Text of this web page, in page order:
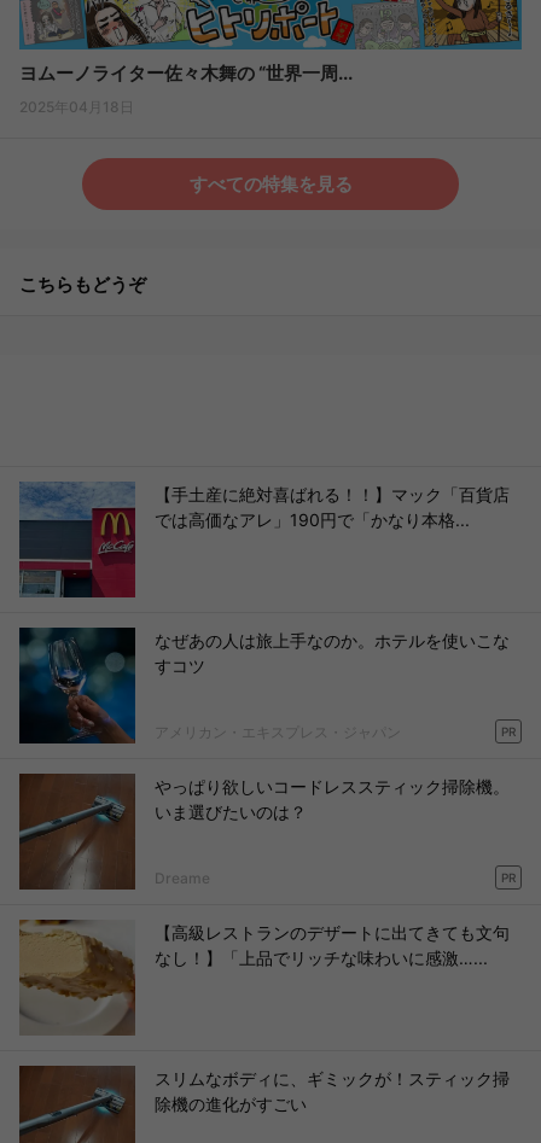
ヨムーノライター佐々木舞の “世界一周...
2025年04月18日
すべての特集を見る
こちらもどうぞ
【手土産に絶対喜ばれる！！】マック「百貨店
では高価なアレ」190円で「かなり本格...
なぜあの人は旅上手なのか。ホテルを使いこな
すコツ
アメリカン・エキスプレス・ジャパン PR
やっぱり欲しいコードレススティック掃除機。
いま選びたいのは？
Dreame PR
【高級レストランのデザートに出てきても文句
なし！】「上品でリッチな味わいに感激…...
スリムなボディに、ギミックが！スティック掃
除機の進化がすごい